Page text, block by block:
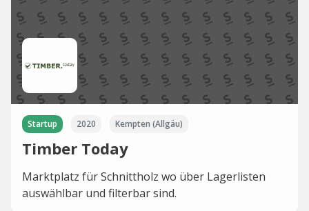
Startup 2020 Kempten (Allgäu)
Timber Today
Marktplatz für Schnittholz wo über Lagerlisten
auswählbar und filterbar sind.